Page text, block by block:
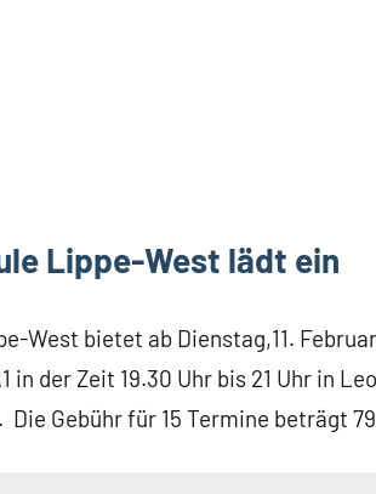
Lippe-West lädt ein
West bietet ab Dienstag,11.
in der Zeit 19.30 Uhr bis 21 Uhr in
Die Gebühr für 15 Termine beträgt